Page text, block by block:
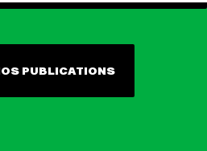
PUBLICATIONS